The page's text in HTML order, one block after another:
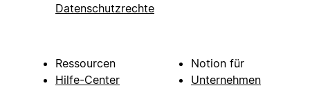
Datenschutzrechte
Ressourcen
Hilfe-Center
Notion für
Unternehmen